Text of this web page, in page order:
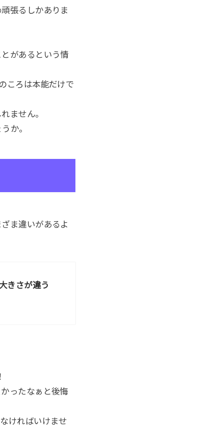
張るしかありま
とがあるという情
ころは本能だけで
ません。
か。
ま違いがあるよ
きさが違う
ったなぁと後悔
ければいけませ